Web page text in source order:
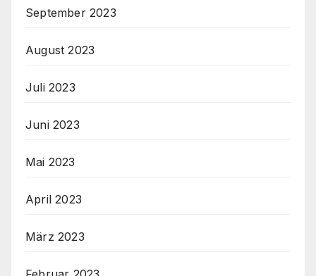
September 2023
August 2023
Juli 2023
Juni 2023
Mai 2023
April 2023
März 2023